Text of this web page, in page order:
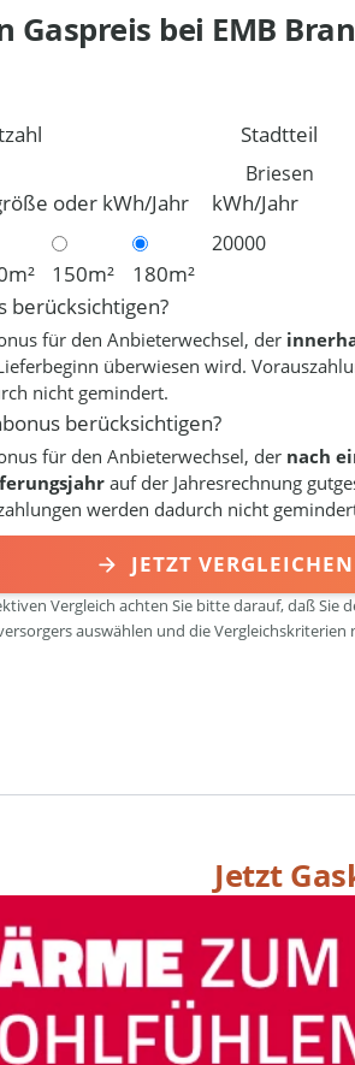
Gaspreis bei EMB
Stadtteil
oder kWh/Jahr
150m² 180m²
kWh/Jahr
berücksichtigen?
für den Anbieterwechsel, der
überwiesen wird.
nicht gemindert.
berücksichtigen?
für den Anbieterwechsel, der nach
auf der Jahresrechnung
werden dadurch nicht
JETZT VERGLEICHEN
Vergleich achten Sie bitte darauf, daß Sie
auswählen und die Vergleichskriterien
Jetzt